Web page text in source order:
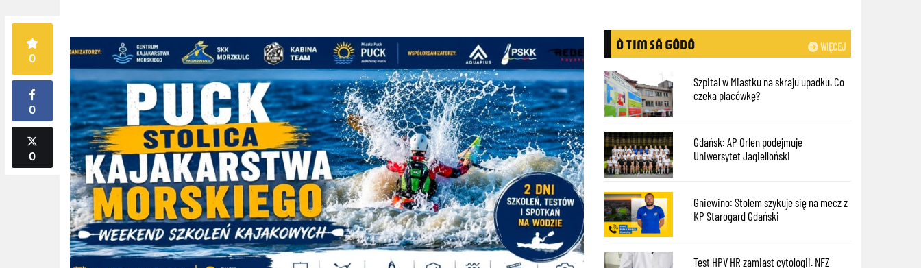
0
0
0
WIĘCEJ
Ò TIM SÃ GÔDÔ
Szpital w Miastku na skraju upadku. Co
czeka placówkę?
Gdańsk: AP Orlen podejmuje
Uniwersytet Jagielloński
Gniewino: Stolem szykuje się na mecz z
KP Starogard Gdański
Test HPV HR zamiast cytologii. NFZ